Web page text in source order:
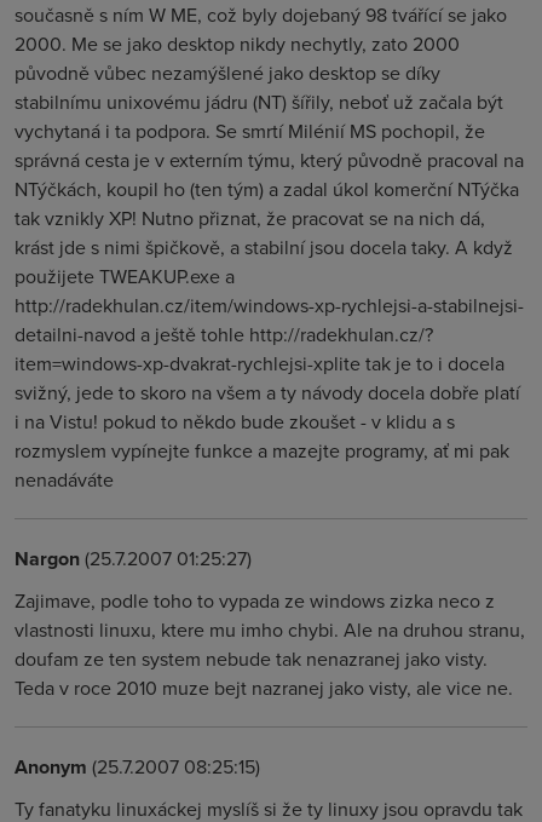
současně s ním W ME, což byly dojebaný 98 tvářící se jako
2000. Me se jako desktop nikdy nechytly, zato 2000
původně vůbec nezamýšlené jako desktop se díky
stabilnímu unixovému jádru (NT) šířily, neboť už začala být
vychytaná i ta podpora. Se smrtí Milénií MS pochopil, že
správná cesta je v externím týmu, který původně pracoval na
NTýčkách, koupil ho (ten tým) a zadal úkol komerční NTýčka
tak vznikly XP! Nutno přiznat, že pracovat se na nich dá,
krást jde s nimi špičkově, a stabilní jsou docela taky. A když
použijete TWEAKUP.exe a
http://radekhulan.cz/item/windows-xp-rychlejsi-a-stabilnejsi-
detailni-navod a ještě tohle http://radekhulan.cz/?
item=windows-xp-dvakrat-rychlejsi-xplite tak je to i docela
svižný, jede to skoro na všem a ty návody docela dobře platí
i na Vistu! pokud to někdo bude zkoušet - v klidu a s
rozmyslem vypínejte funkce a mazejte programy, ať mi pak
nenadáváte
Nargon(25.7.2007 01:25:27)
Zajimave, podle toho to vypada ze windows zizka neco z
vlastnosti linuxu, ktere mu imho chybi. Ale na druhou stranu,
doufam ze ten system nebude tak nenazranej jako visty.
Teda v roce 2010 muze bejt nazranej jako visty, ale vice ne.
Anonym (25.7.2007 08:25:15)
Ty fanatyku linuxáckej myslíš si že ty linuxy jsou opravdu tak